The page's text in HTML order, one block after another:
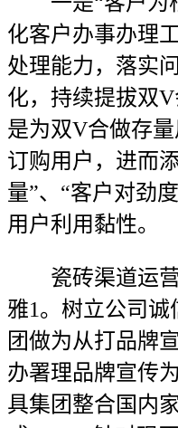
化客户办事办理
处理能力，落实
化，持续提拔双
是为双V合做存
订购用户，进而
量”、“客户对劲
用户利用黏性。
瓷砖渠道运营
雅1。树立公司
团做为从打品牌
办署理品牌宣传
具集团整合国内